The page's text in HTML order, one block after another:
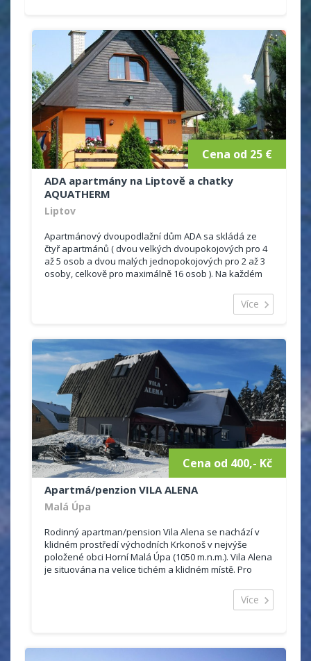
Cena od 25 €
ADA apartmány na Liptově a chatky
AQUATHERM
Liptov
Apartmánový dvoupodlažní dům ADA sa skládá ze
čtyř apartmánů ( dvou velkých dvoupokojových pro 4
až 5 osob a dvou malých jednopokojových pro 2 až 3
osoby, celkově pro maximálně 16 osob ). Na každém
Více
Cena od 400,- Kč
Apartmá/penzion VILA ALENA
Malá Úpa
Rodinný apartman/pension Vila Alena se nachází v
klidném prostředí východních Krkonoš v nejvýše
položené obci Horní Malá Úpa (1050 m.n.m.). Vila Alena
je situována na velice tichém a klidném místě. Pro
Více